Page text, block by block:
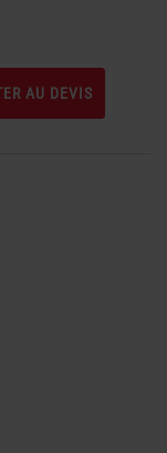
AU DEVIS